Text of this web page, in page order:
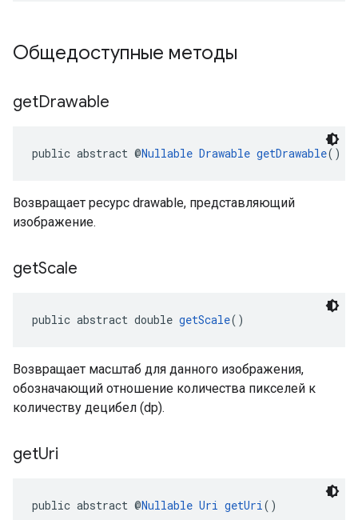
Общедоступные методы
getDrawable
public abstract @Nullable Drawable getDrawable()
Возвращает ресурс drawable, представляющий
изображение.
getScale
public abstract double getScale()
Возвращает масштаб для данного изображения,
обозначающий отношение количества пикселей к
количеству децибел (dp).
getUri
public abstract @Nullable Uri getUri()